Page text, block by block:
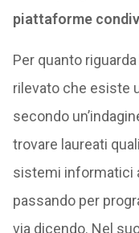
piattaforme
Per quanto
rilevato che esiste
secondo
trovare laureati
sistemi informatici
passando per
via dicendo. Nel